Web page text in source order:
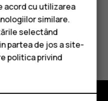
uri
informații?
acord cu utilizarea
similare.
selectând
partea de jos a site-
politica privind